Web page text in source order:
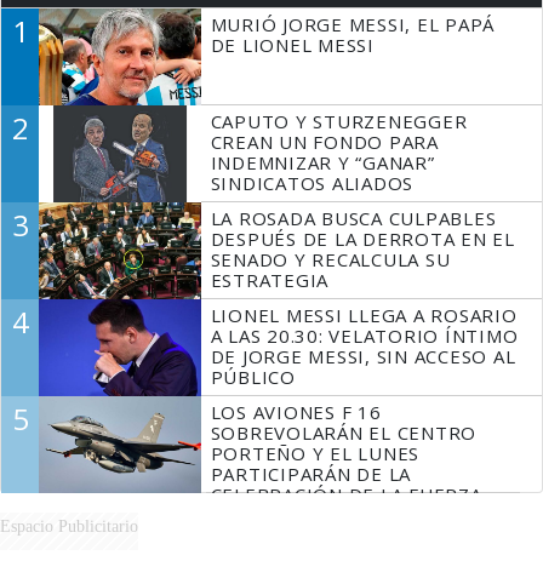
1
MURIÓ JORGE MESSI, EL PAPÁ
DE LIONEL MESSI
2
CAPUTO Y STURZENEGGER
CREAN UN FONDO PARA
INDEMNIZAR Y “GANAR”
SINDICATOS ALIADOS
3
LA ROSADA BUSCA CULPABLES
DESPUÉS DE LA DERROTA EN EL
SENADO Y RECALCULA SU
ESTRATEGIA
4
LIONEL MESSI LLEGA A ROSARIO
A LAS 20.30: VELATORIO ÍNTIMO
DE JORGE MESSI, SIN ACCESO AL
PÚBLICO
5
LOS AVIONES F 16
SOBREVOLARÁN EL CENTRO
PORTEÑO Y EL LUNES
PARTICIPARÁN DE LA
CELEBRACIÓN DE LA FUERZA
Espacio Publicitario